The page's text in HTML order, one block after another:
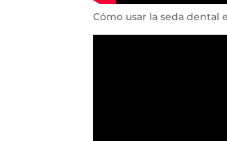
Cómo usar la seda dental